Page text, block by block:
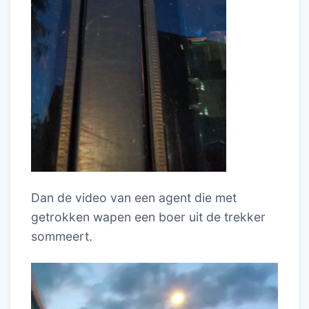
Dan de video van een agent die met
getrokken wapen een boer uit de trekker
sommeert.
Videospeler